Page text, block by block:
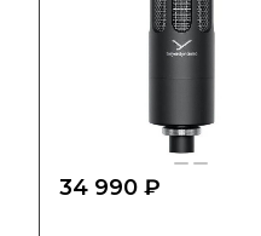
34 990 ₽